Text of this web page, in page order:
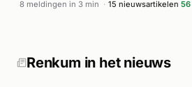
incident werd als ernstig aangemerkt.
8 meldingen in 3 min · 15 nieuwsartikelen 56
Renkum in het nieuws